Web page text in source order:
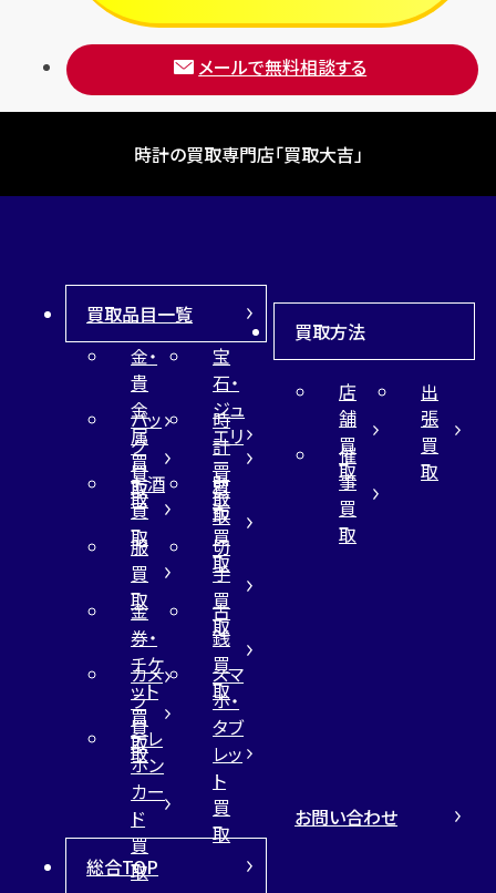
メールで無料相談する
時計の買取専門店「買取大吉」
買取品目一覧
金・
貴
金
属
買
取
宝
石・
ジュ
エリ
ー
買
取
バッ
グ
買
取
時
計
買
取
お酒
買
取
財
布
買
取
服
買
取
切
手
買
取
金
券・
チケ
ット
買
取
古
銭
買
取
カメ
ラ
買
取
スマ
ホ・
タブ
レッ
ト
買
取
テレ
ホン
カー
ド
買
取
買取方法
店
舗
買
取
出
張
買
取
催
事
買
取
総合TOP
お問い合わせ